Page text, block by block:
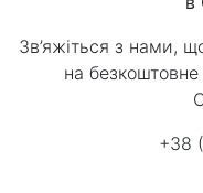
Зв’яжіться з нами,
на
+38